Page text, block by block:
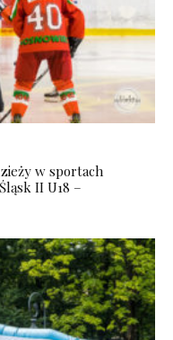
w sportach
II U18 –